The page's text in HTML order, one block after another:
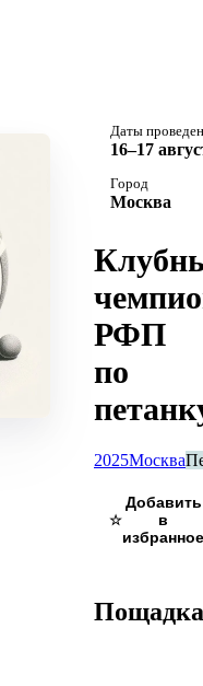
Даты
16–17
Город
Москва
РФП
по
2025Москва
☆
Пощадка